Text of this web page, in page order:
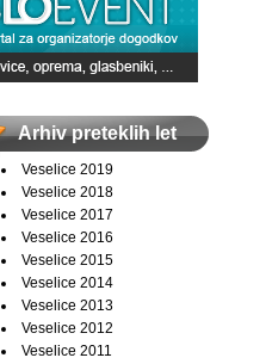
Arhiv preteklih let
Veselice 2019
Veselice 2018
Veselice 2017
Veselice 2016
Veselice 2015
Veselice 2014
Veselice 2013
Veselice 2012
Veselice 2011